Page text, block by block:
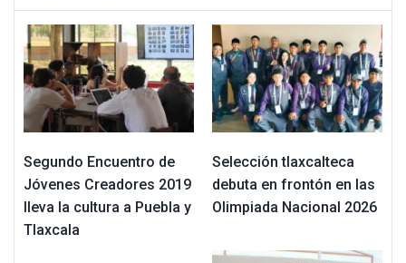
Segundo Encuentro de
Jóvenes Creadores 2019
lleva la cultura a Puebla y
Tlaxcala
Selección tlaxcalteca
debuta en frontón en las
Olimpiada Nacional 2026